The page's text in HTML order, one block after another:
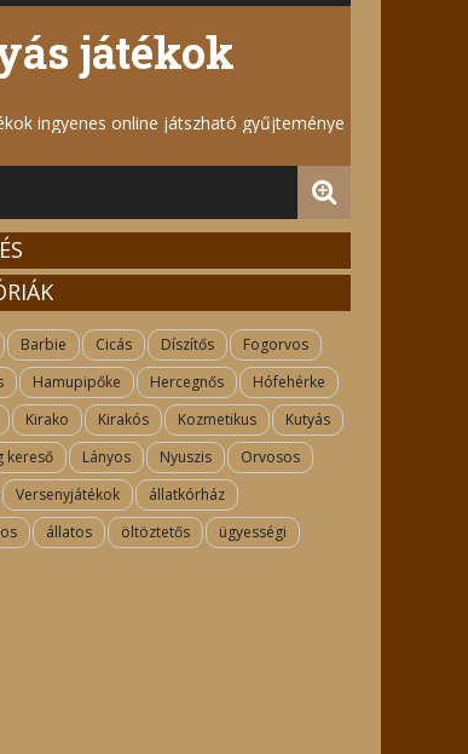
játékok
ingyenes online játszható gyűjteménye
Barbie Cicás Díszítős
Fogorvos
Hamupipőke Hercegnős
Hófehérke
Kirako Kirakós Kozmetikus
Kutyás
kereső
Lányos Nyuszis
Orvosos
Versenyjátékok
állatkórház
állatos öltöztetős ügyességi